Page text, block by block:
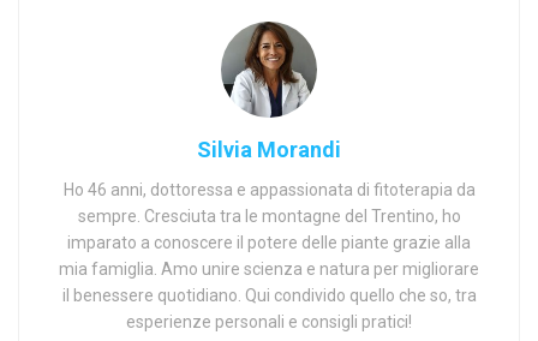
Silvia Morandi
Ho 46 anni, dottoressa e appassionata di fitoterapia da
sempre. Cresciuta tra le montagne del Trentino, ho
imparato a conoscere il potere delle piante grazie alla
mia famiglia. Amo unire scienza e natura per migliorare
il benessere quotidiano. Qui condivido quello che so, tra
esperienze personali e consigli pratici!